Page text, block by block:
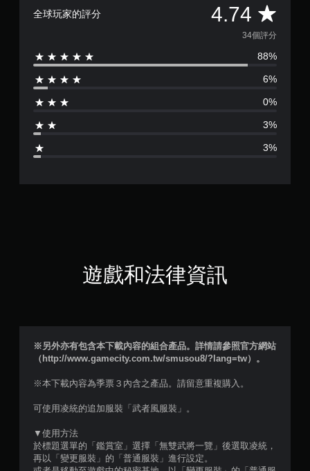
全球玩家的評分 4.74 平
均
評
分
4
7
分
）
34個評分
88%
6%
0%
3%
3%
遊戲和法律資訊
※另外亦有包含本下載內容的組合產品。詳情請參照官方網站
（http://www.gamecity.com.tw/smusou8/?lang=tw）。
※本下載內容為季票３內含之產品。請留意重複購入。
可使用凌統的追加服裝「武者風服裝」。
▼使用方法
於標題選單的「鑑賞室」選擇「無雙武將一覽」後選取凌統，
再以「變更服裝」的「普通服裝」進行設定。